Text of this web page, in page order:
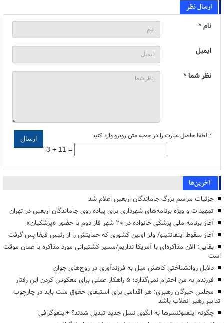
ارسال نظر
نام *
ایمیل
نظر شما *
* لطفا حاصل عبارت را در جعبه متن روبرو وارد کنید
3 + 11 =
آخرین‌ها
جزئیات مراسم بزرگ جاماندگان اربعین اعلام شد
تمهیدات و ویژه برنامه‌های شهرداری برای پیاده روی جاماندگان اربعین در تهران
آغاز برنامه ملی پزشکی خانواده در ۲۰ شهر فاز دوم با حضور «پزشکیان»
آغاز سقوط اینفانتینو/ ولز اولین کشوری که حمایتش را از رئیس فیفا پس گرفت
بقایی: الان مذاکره‌ای با آمریکا نداریم/مسیر کشتیرانی مورد مذاکره با عمان موقت
است
دلایل روانشناختی کاهش میل به فرزندآوری در زوج‌های جوان
فرزندم به من احترام نمی‌گذارد؛ ۵ راهکار عملی برای معکوس کردن این رفتار
مجلس خبرگان رهبری: هر اقدامی برای استیفای حقوق ملت باید در چارچوب
تدابیر رهبر انقلاب باشد
چگونه اینفلوئنسرها به الگوی نسل جدید تبدیل شدند؟ +اینفوگرافی